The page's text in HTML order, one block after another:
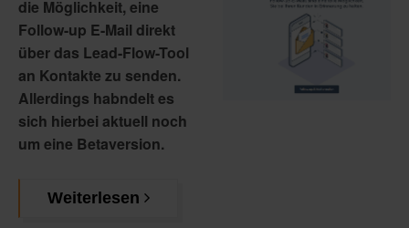
die Möglichkeit, eine
Follow-up E-Mail direkt
über das Lead-Flow-Tool
an Kontakte zu senden.
Allerdings habndelt es
sich hierbei aktuell noch
um eine Betaversion.
Weiterlesen